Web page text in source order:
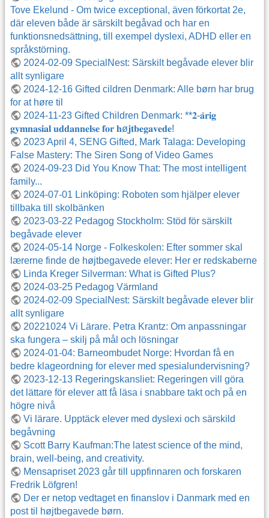
Tove Ekelund - Om twice exceptional, även förkortat 2e,
där eleven både är särskilt begåvad och har en
funktionsnedsättning, till exempel dyslexi, ADHD eller en
språkstörning.
2024-02-09 SpecialNest: Särskilt begåvade elever blir
allt synligare
2024-12-16 Gifted cildren Denmark: Alle børn har brug
for at høre til
2024-11-23 Gifted Children Denmark: **𝟐-𝐚̊𝐫𝐢𝐠
𝐠𝐲𝐦𝐧𝐚𝐬𝐢𝐚𝐥 𝐮𝐝𝐝𝐚𝐧𝐧𝐞𝐥𝐬𝐞 𝐟𝐨𝐫 𝐡ø𝐣𝐭𝐛𝐞𝐠𝐚𝐯𝐞𝐝𝐞!
2023 April 4, SENG Gifted, Mark Talaga: Developing
False Mastery: The Siren Song of Video Games
2024-09-23 Did You Know That: The most intelligent
family...
2024-07-01 Linköping: Roboten som hjälper elever
tillbaka till skolbänken
2023-03-22 Pedagog Stockholm: Stöd för särskilt
begåvade elever
2024-05-14 Norge - Folkeskolen: Efter sommer skal
lærerne finde de højtbegavede elever: Her er redskaberne
Linda Kreger Silverman: What is Gifted Plus?
2024-03-25 Pedagog Värmland
2024-02-09 SpecialNest: Särskilt begåvade elever blir
allt synligare
20221024 Vi Lärare. Petra Krantz: Om anpassningar
ska fungera – skilj på mål och lösningar
2024-01-04: Barneombudet Norge: Hvordan få en
bedre klageordning for elever med spesialundervisning?
2023-12-13 Regeringskansliet: Regeringen vill göra
det lättare för elever att få läsa i snabbare takt och på en
högre nivå
Vi lärare. Upptäck elever med dyslexi och särskild
begåvning
Scott Barry Kaufman:The latest science of the mind,
brain, well-being, and creativity.
Mensapriset 2023 går till uppfinnaren och forskaren
Fredrik Löfgren!
Der er netop vedtaget en finanslov i Danmark med en
post til højtbegavede børn.